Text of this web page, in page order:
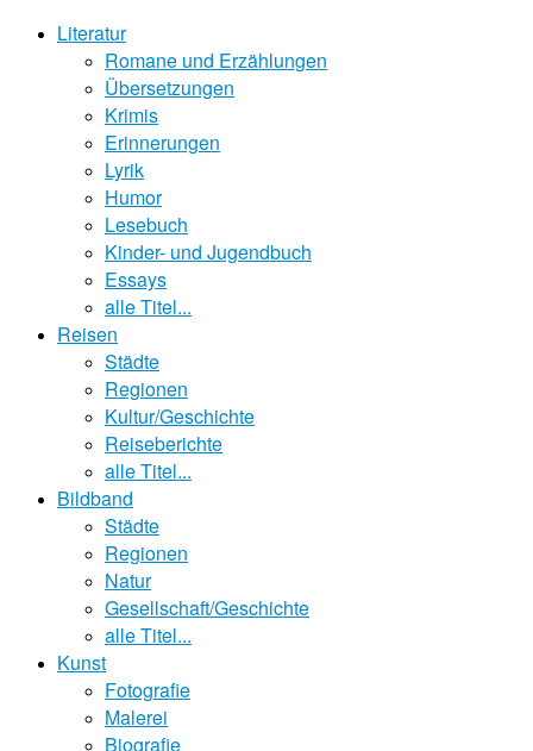
Literatur
Romane und Erzählungen
Übersetzungen
Krimis
Erinnerungen
Lyrik
Humor
Lesebuch
Kinder- und Jugendbuch
Essays
alle Titel...
Reisen
Städte
Regionen
Kultur/Geschichte
Reiseberichte
alle Titel...
Bildband
Städte
Regionen
Natur
Gesellschaft/Geschichte
alle Titel...
Kunst
Fotografie
Malerei
Biografie